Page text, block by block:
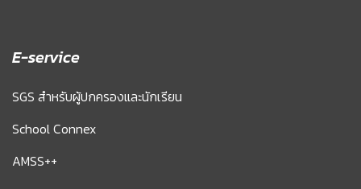
E-service
SGS สำหรับผู้ปกครองและนักเรียน
School Connex
AMSS++